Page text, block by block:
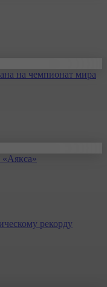
на чемпионат мира
рекорду